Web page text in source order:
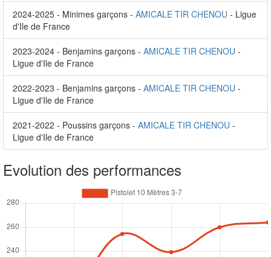
2024-2025 - Minimes garçons - AMICALE TIR CHENOU - Ligue
d'Ile de France
2023-2024 - Benjamins garçons - AMICALE TIR CHENOU -
Ligue d'Ile de France
2022-2023 - Benjamins garçons - AMICALE TIR CHENOU -
Ligue d'Ile de France
2021-2022 - Poussins garçons - AMICALE TIR CHENOU -
Ligue d'Ile de France
Evolution des performances